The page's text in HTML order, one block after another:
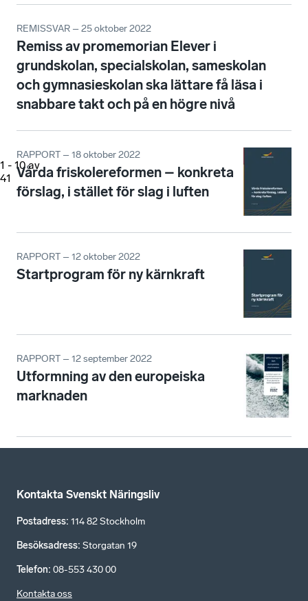
1 - 10 av
41
REMISSVAR – 25 oktober 2022
Remiss av promemorian Elever i
grundskolan, specialskolan, sameskolan
och gymnasieskolan ska lättare få läsa i
snabbare takt och på en högre nivå
RAPPORT – 18 oktober 2022
Vårda friskolereformen – konkreta
förslag, i stället för slag i luften
RAPPORT – 12 oktober 2022
Startprogram för ny kärnkraft
RAPPORT – 12 september 2022
Utformning av den europeiska
marknaden
Kontakta Svenskt Näringsliv
Postadress: 114 82 Stockholm
Besöksadress: Storgatan 19
Telefon: 08-553 430 00
Kontakta oss